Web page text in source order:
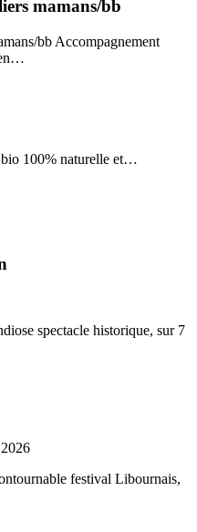
mamans/bb
bb Accompagnement
100% naturelle et…
spectacle historique, sur 7
2026
festival Libournais,